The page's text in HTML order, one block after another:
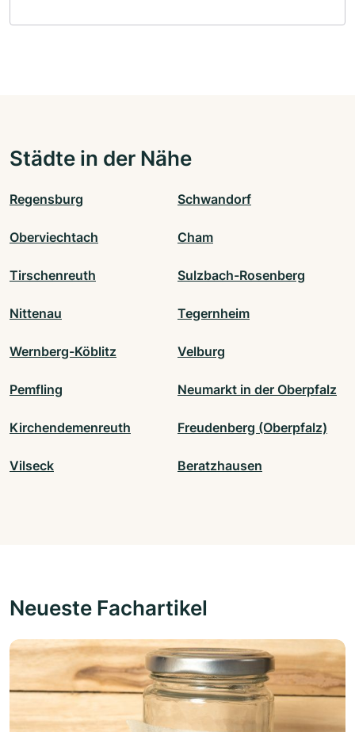
Städte in der Nähe
Regensburg Schwandorf
Oberviechtach Cham
Tirschenreuth Sulzbach-Rosenberg
Nittenau Tegernheim
Wernberg-Köblitz Velburg
Pemfling Neumarkt in der Oberpfalz
Kirchendemenreuth Freudenberg (Oberpfalz)
Vilseck Beratzhausen
Neueste Fachartikel